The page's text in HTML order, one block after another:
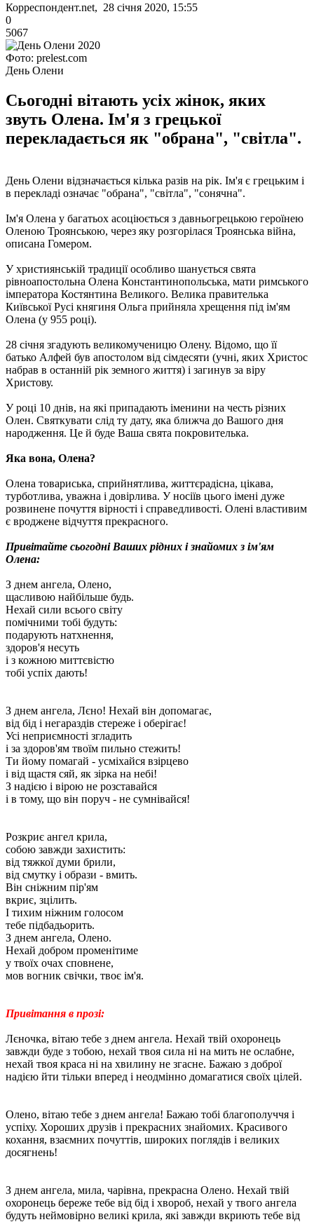
Корреспондент.net, 28 січня 2020, 15:55
0
5067
Фото: prelest.com
День Олени
Сьогодні вітають усіх жінок, яких
звуть Олена. Ім'я з грецької
перекладається як "обрана", "світла".
День Олени відзначається кілька разів на рік. Ім'я є грецьким і
в перекладі означає "обрана", "світла", "сонячна".
Ім'я Олена у багатьох асоціюється з давньогрецькою героїнею
Оленою Троянською, через яку розгорілася Троянська війна,
описана Гомером.
У християнській традиції особливо шанується свята
рівноапостольна Олена Константинопольська, мати римського
імператора Костянтина Великого. Велика правителька
Київської Русі княгиня Ольга прийняла хрещення під ім'ям
Олена (у 955 році).
28 січня згадують великомученицю Олену. Відомо, що її
батько Алфей був апостолом від сімдесяти (учні, яких Христос
набрав в останній рік земного життя) і загинув за віру
Христову.
У році 10 днів, на які припадають іменини на честь різних
Олен. Святкувати слід ту дату, яка ближча до Вашого дня
народження. Це й буде Ваша свята покровителька.
Яка вона, Олена?
Олена товариська, сприйнятлива, життєрадісна, цікава,
турботлива, уважна і довірлива. У носіїв цього імені дуже
розвинене почуття вірності і справедливості. Олені властивим
є вроджене відчуття прекрасного.
Привітайте сьогодні Ваших рідних і знайомих з ім'ям
Олена:
З днем ​​ангела, Олено,
щасливою н​айбільше будь.
Нехай сили всього світу
помічними тобі будуть:
подарують натхнення,
здоров'я несуть
і з кожною миттєвістю
тобі успіх дають!
З днем ​​ангела, Лєно! Нехай він допомагає,
від бід і негараздів стереже і оберігає!
Усі неприємності згладить
і за здоров'ям твоїм пильно стежить!
Ти йому помагай - усміхайся взірцево
і від щастя сяй, як зірка на небі!
З надією і вірою не розставайся
і в тому, що він поруч - не сумнівайся!
Розкриє ангел крила,
собою завжди захистить:
від тяжкої думи брили,
від смутку і образи - вмить.
Він сніжним пір'ям
вкриє, зцілить.
І тихим ніжним голосом
тебе підбадьорить.
З днем ​​ангела, Олено.
Нехай добром променітиме
у твоїх очах сповнене,
мов вогник свічки, твоє ім'я.
Привітання в прозі:
Лєночка, вітаю тебе з днем ангела. Нехай твій охоронець
завжди буде з тобою, нехай твоя сила ні на мить не ослабне,
нехай твоя краса ні на хвилину не згасне. Бажаю з доброї
надією йти тільки вперед і неодмінно домагатися своїх цілей.
Олено, вітаю тебе з днем ​​ангела! Бажаю тобі благополуччя і
успіху. Хороших друзів і прекрасних знайомих. Красивого
кохання, взаємних почуттів, широких поглядів і великих
досягнень!
З днем ангела, мила, чарівна, прекрасна Олено. Нехай твій
охоронець береже тебе від бід і хвороб, нехай у твого ангела
будуть неймовірно великі крила, які завжди вкриють тебе від